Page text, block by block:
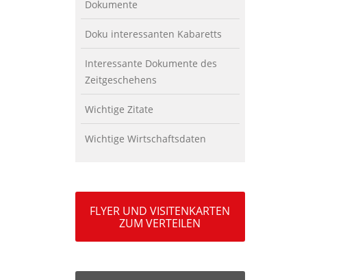
Dokumente
Doku interessanten Kabaretts
Interessante Dokumente des
Zeitgeschehens
Wichtige Zitate
Wichtige Wirtschaftsdaten
FLYER UND VISITENKARTEN
ZUM VERTEILEN